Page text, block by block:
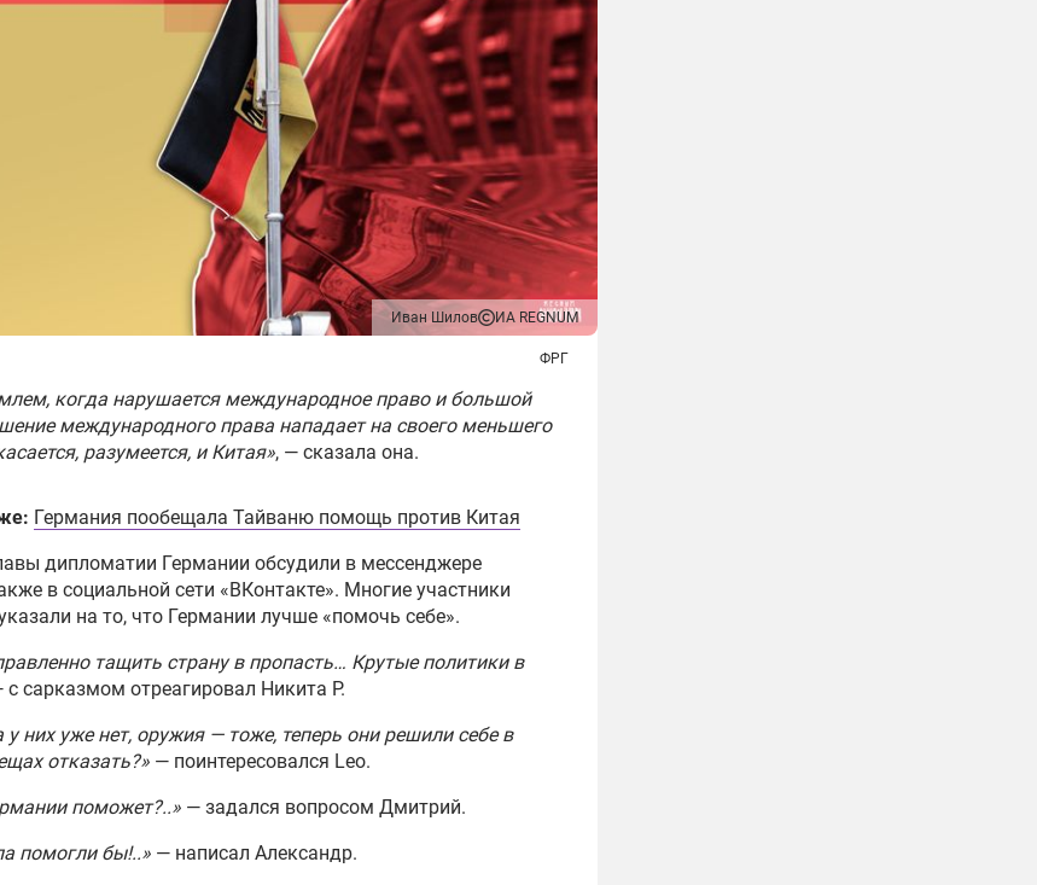
Иван Шилов ИА REGNUM
ФРГ
когда нарушается международное право и большой
международного права нападает на своего меньшего
разумеется, и Китая», — сказала она.
Германия пообещала Тайваню помощь против Китая
дипломатии Германии обсудили в мессенджере
в социальной сети «ВКонтакте». Многие участники
на то, что Германии лучше «помочь себе».
тащить страну в пропасть… Крутые политики в
с сарказмом отреагировал Никита Р.
у них уже нет, оружия — тоже, теперь они решили себе в
отказать?» — поинтересовался Leo.
поможет?..» — задался вопросом Дмитрий.
помогли бы!..» — написал Александр.